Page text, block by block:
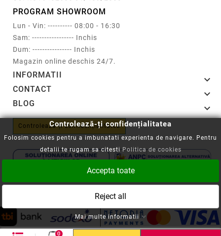
PROGRAM SHOWROOM
Lun - Vin: ---------- 08:00 - 16:30
Sam: ----------------- Inchis
Dum: ---------------- Inchis
Magazin online deschis 24/7.
INFORMATII 
CONTACT 
BLOG 
Controlează-ți confidențialitatea
Copyright © 2008-2026 - Cartuseria.ro
Politica SOL
0
Controlează-ți confidențialitatea
Folosim cookies pentru a imbunatati experienta de navigare. Pentru
detalii te rugam sa citestiPolitica de cookies
Accepta toate
Reject all
Mai multe informatii